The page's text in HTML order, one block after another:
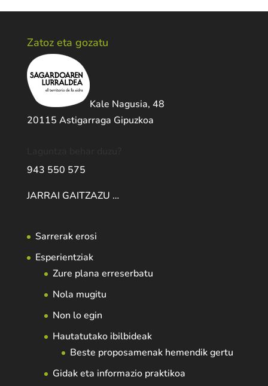
Zatoz eta gozatu
Kale Nagusia, 48
20115 Astigarraga Gipuzkoa
943 550 575
JARRAI GAITZAZU …
Sarrerak erosi
Esperientziak
Zure plana erreserbatu
Nola mugitu
Non lo egin
Hautatutako ibilbideak
Beste proposamenak hemendik gertu
Gidak eta informazio praktikoa